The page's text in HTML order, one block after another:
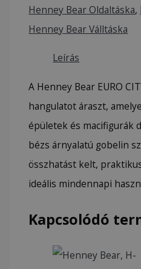
Henney Bear Oldaltáska,
Henney Bear Válltáska
Leírás
A Henney Bear EURO
hangulatot áraszt,
épületek és macifigurák
bézs árnyalatú gobelin
összhatást kelt,
ideális mindennapi
Kapcsolódó